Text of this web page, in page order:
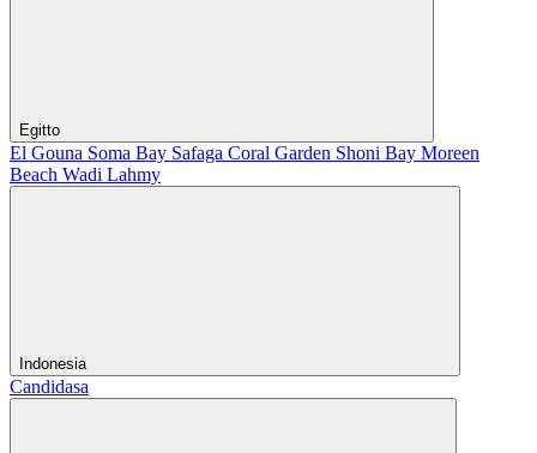
Egitto
El Gouna Soma Bay Safaga Coral Garden Shoni Bay Moreen
Beach Wadi Lahmy
Indonesia
Candidasa